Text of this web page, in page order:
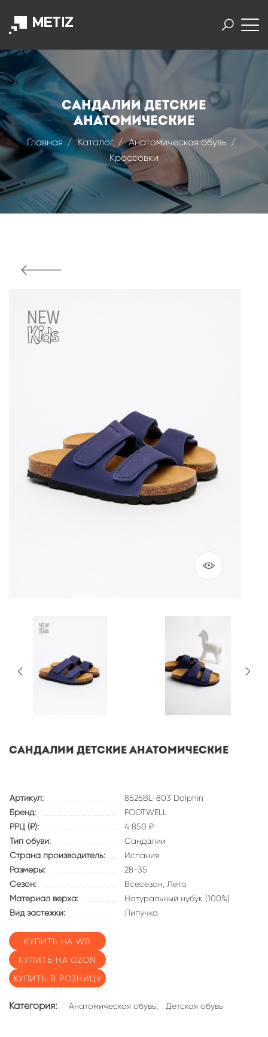
Сандалии детские
анатомические
Главная Каталог
Анатомическая обувь
Кроссовки
Сандалии детские анатомические
Артикул:
8525BL-803 Dolphin
Бренд:
FOOTWELL
РРЦ (₽):
4 850 ₽
Тип обуви:
Сандалии
Страна производитель:
Испания
Размеры:
28-35
Сезон:
Всесезон, Лето
Материал верха:
Натуральный нубук (100%)
Вид застежки:
Липучка
КУПИТЬ НА WB
КУПИТЬ НА OZON
КУПИТЬ В РОЗНИЦУ
Категория: Анатомическая обувь, Детская обувь